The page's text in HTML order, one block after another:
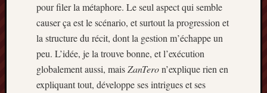
pour filer la métaphore. Le seul aspect qui semble
causer ça est le scénario, et surtout la progression et
la structure du récit, dont la gestion m’échappe un
peu. L’idée, je la trouve bonne, et l’exécution
globalement aussi, maisZanTeron’explique rien en
expliquant tout, développe ses intrigues et ses